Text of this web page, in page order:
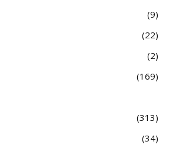
9
22
2
169
313
34